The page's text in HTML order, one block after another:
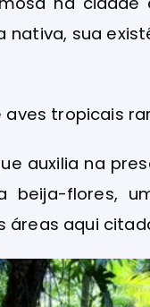
nativa, sua
tropicais
auxilia na
beija-flores,
áreas aqui